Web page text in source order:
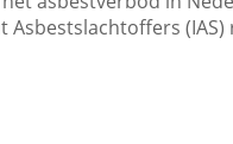
Asbestslachtoffers